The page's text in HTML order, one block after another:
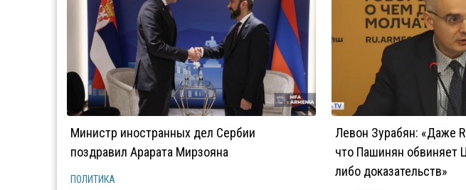
Министр иностранных дел Сербии
поздравил Арарата Мирзояна
ПОЛИТИКА
Левон Зурабян: «Даже
что Пашинян обвиняет
либо доказательств»